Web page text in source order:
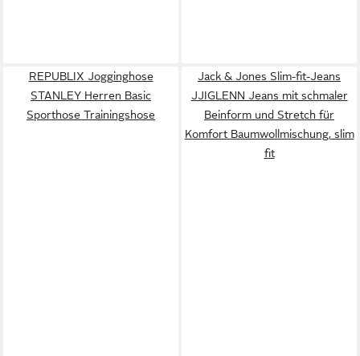
REPUBLIX Jogginghose
STANLEY Herren Basic
Sporthose Trainingshose
Jack & Jones Slim-fit-Jeans
JJIGLENN Jeans mit schmaler
Beinform und Stretch für
Komfort Baumwollmischung, slim
fit